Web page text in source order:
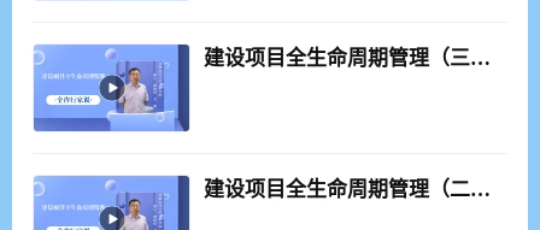
建设项目全生命周期管理（三、招标与设计）
建设项目全生命周期管理（二、决策阶段）